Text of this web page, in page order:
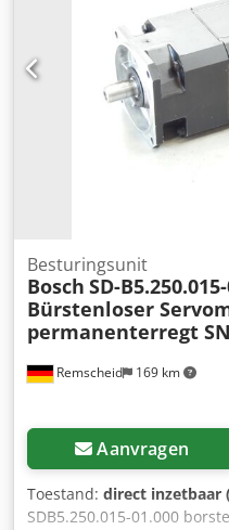
Remscheid 169 km
Besturingsunit
Bosch SD-
Bürstenloser
permanenterregt
Aanvragen
Toestand: direct inzetbaar
SDB5.250.015-01.000